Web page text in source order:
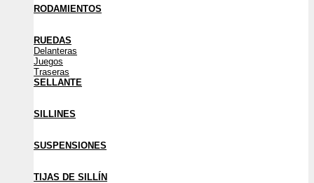
RODAMIENTOS
RUEDAS
Delanteras
Juegos
Traseras
SELLANTE
SILLINES
SUSPENSIONES
TIJAS DE SILLÍN